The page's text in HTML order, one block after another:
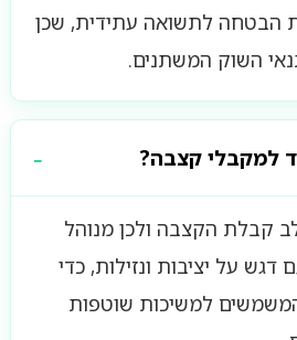
הבטחה לתשואה עתידית, שכן
השוק המשתנים.
למקבלי קצבה?
קבלת הקצבה ולכן מנוהל
דגש על יציבות ונזילות, כדי
למשיכות שוטפות